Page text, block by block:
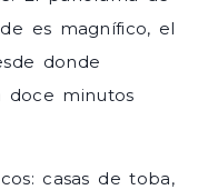
es magnífico, el
donde
doce minutos
casas de toba,